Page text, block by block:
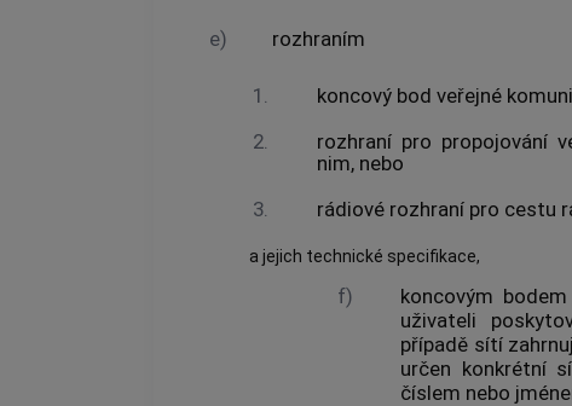
e) rozhraním
1. koncový bod veřejné
2.
rozhraní pro propojování
nim, nebo
3.
rádiové rozhraní pro cestu
a jejich technické specifikace,
f) koncovým
uživateli
případě sítí
určen konkrétní
číslem nebo